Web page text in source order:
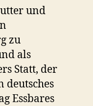
und
zu
als
Statt, der
Essbares